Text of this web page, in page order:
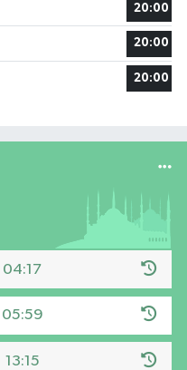
20:00
20:00
20:00
04:17
05:59
13:15